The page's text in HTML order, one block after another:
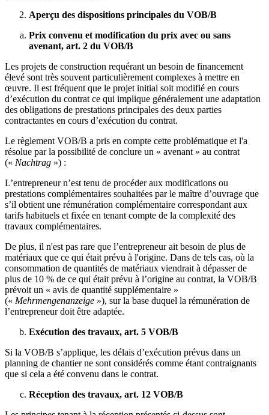
Aperçu des dispositions principales du VOB/B
Prix convenu et modification du prix avec ou sans
avenant, art. 2 du VOB/B
Les projets de construction requérant un besoin de financement
élevé sont très souvent particulièrement complexes à mettre en
œuvre. Il est fréquent que le projet initial soit modifié en cours
d’exécution du contrat ce qui implique généralement une adaptation
des obligations de prestations principales des deux parties
contractantes en cours d’exécution du contrat.
Le règlement VOB/B a pris en compte cette problématique et l'a
résolue par la possibilité de conclure un « avenant » au contrat
(« Nachtrag ») :
L’entrepreneur n’est tenu de procéder aux modifications ou
prestations complémentaires souhaitées par le maître d’ouvrage que
s’il obtient une rémunération complémentaire correspondant aux
tarifs habituels et fixée en tenant compte de la complexité des
travaux complémentaires.
De plus, il n'est pas rare que l’entrepreneur ait besoin de plus de
matériaux que ce qui était prévu à l'origine. Dans de tels cas, où la
consommation de quantités de matériaux viendrait à dépasser de
plus de 10 % de ce qui était prévu à l’origine au contrat, la VOB/B
prévoit un « avis de quantité supplémentaire »
(« Mehrmengenanzeige »), sur la base duquel la rémunération de
l’entrepreneur doit être adaptée.
Exécution des travaux, art. 5 VOB/B
Si la VOB/B s’applique, les délais d’exécution prévus dans un
planning de chantier ne sont considérés comme étant contraignants
que si cela a été convenu dans le contrat.
Réception des travaux, art. 12 VOB/B